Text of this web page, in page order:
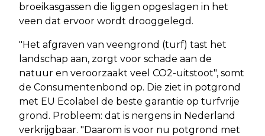
broeikasgassen die liggen opgeslagen in het
veen dat ervoor wordt drooggelegd.
"Het afgraven van veengrond (turf) tast het
landschap aan, zorgt voor schade aan de
natuur en veroorzaakt veel CO2-uitstoot", somt
de Consumentenbond op. Die ziet in potgrond
met EU Ecolabel de beste garantie op turfvrije
grond. Probleem: dat is nergens in Nederland
verkrijgbaar. "Daarom is voor nu potgrond met